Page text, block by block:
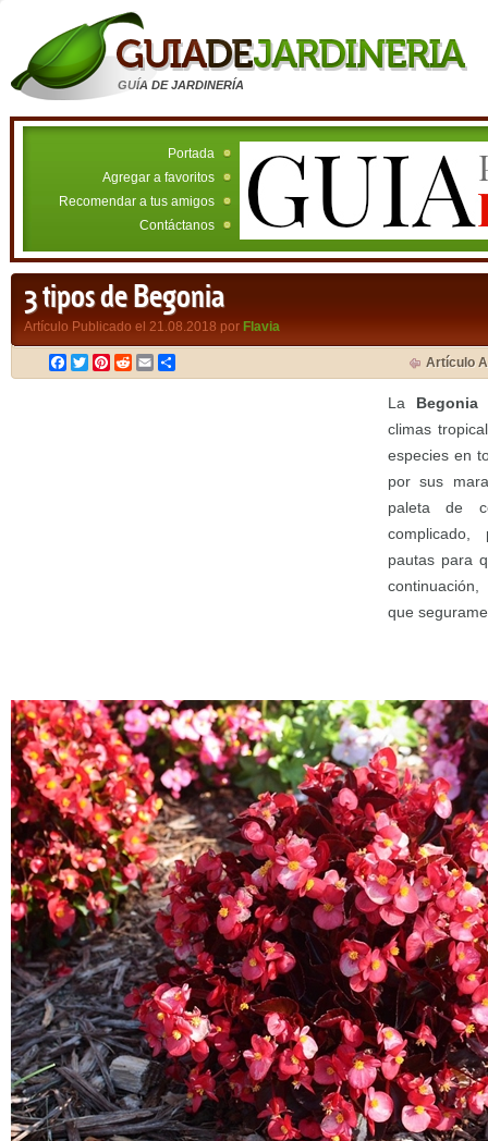
GUÍA DE JARDINERÍA
Portada
Agregar a favoritos
Recomendar a tus amigos
Contáctanos
3 tipos de Begonia
Artículo Publicado el 21.08.2018 por Flavia
Facebook
TwitterPinterest
RedditEmail Artículo
La Begonia
climas
especies en
por sus
paleta de
pautas para
que